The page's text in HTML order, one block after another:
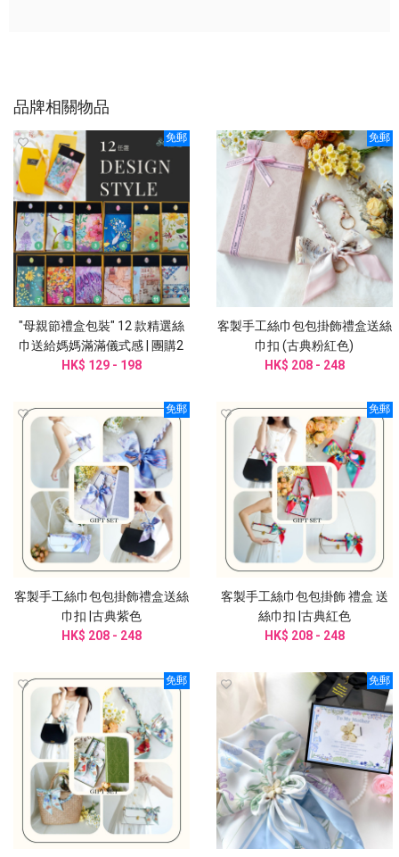
品牌相關物品
免郵
"母親節禮盒包裝" 12 款精選絲
巾送給媽媽滿滿儀式感 | 團購2
件起訂
HK$ 129 - 198
免郵
客製手工絲巾包包掛飾禮盒送絲
巾扣 (古典粉紅色)
HK$ 208 - 248
免郵
客製手工絲巾包包掛飾禮盒送絲
巾扣 |古典紫色
HK$ 208 - 248
免郵
客製手工絲巾包包掛飾 禮盒 送
絲巾扣 |古典紅色
HK$ 208 - 248
免郵 免郵